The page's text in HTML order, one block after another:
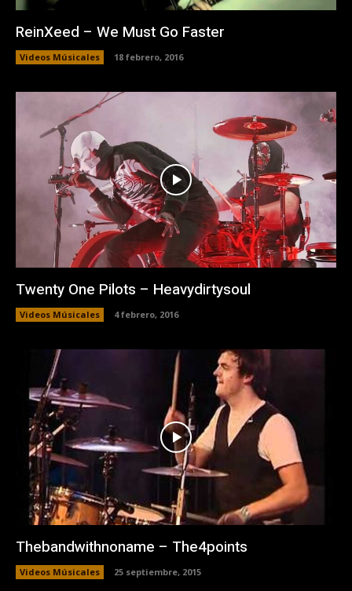
ReinXeed – We Must Go Faster
Videos Músicales 18 febrero, 2016
Twenty One Pilots – Heavydirtysoul
Videos Músicales 4 febrero, 2016
Thebandwithnoname – The4points
Videos Músicales 25 septiembre, 2015